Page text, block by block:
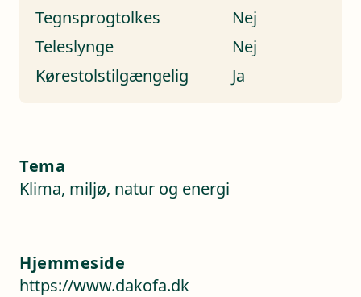
Tegnsprogtolkes
Nej
Teleslynge
Nej
Kørestolstilgængelig
Ja
Tema
Klima, miljø, natur og energi
Hjemmeside
https://www.dakofa.dk